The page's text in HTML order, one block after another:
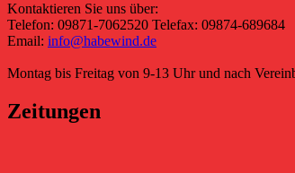
Kontaktieren Sie uns über:
Telefon: 09871-7062520 Telefax: 09874-689684
Email: info@habewind.de
Montag bis Freitag von 9-13 Uhr und nach
Zeitungen